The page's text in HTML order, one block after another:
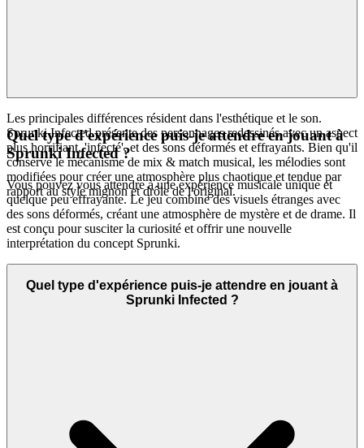
Les principales différences résident dans l'esthétique et le son.
Sprunki Infected présente des personnages redessinés avec un aspect
plus horrifiant, 'infecté', et des sons déformés et effrayants. Bien qu'il
conserve le mécanisme de mix & match musical, les mélodies sont
modifiées pour créer une atmosphère plus chaotique et tendue par
rapport au style mignon et drôle de l'original.
Quel type d'expérience puis-je attendre en jouant à
Sprunki Infected ?
Vous pouvez vous attendre à une expérience musicale unique et
quelque peu effrayante. Le jeu combine des visuels étranges avec
des sons déformés, créant une atmosphère de mystère et de drame. Il
est conçu pour susciter la curiosité et offrir une nouvelle
interprétation du concept Sprunki.
Quel type d'expérience puis-je attendre en jouant à
Sprunki Infected ?